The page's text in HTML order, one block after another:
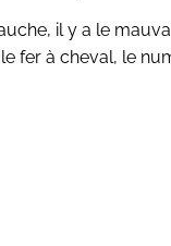
il y a le
fer à cheval, le